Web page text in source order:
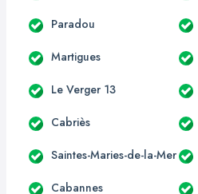
Paradou
Martigues
Le Verger 13
Cabriès
Saintes-Maries-de-la-Mer
Cabannes